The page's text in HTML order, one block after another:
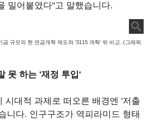
밀어붙였다"고 말했습니다.
규모의 현 연금개혁 제도와 ‘3115 개혁’ 뒤 비교. (그래픽
못 하는 '재정 투입'
시대적 과제로 떠오른 배경엔 '저출
니다. 인구구조가 역피라미드 형태